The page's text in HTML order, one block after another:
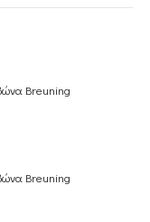
Breuning
Breuning